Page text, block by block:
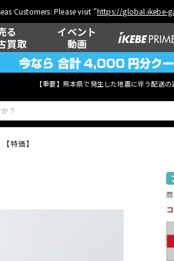
Customers: Please visit "https://global.ikebe-
る
買取
イベント
動画
【重要】熊本県で発生した地震に伴う配送
特価】